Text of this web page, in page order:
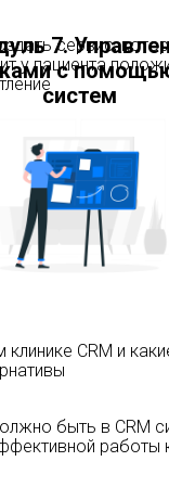
7.
с
систем
клинике CRM и
быть в CRM
работы
сервис,
у пациента